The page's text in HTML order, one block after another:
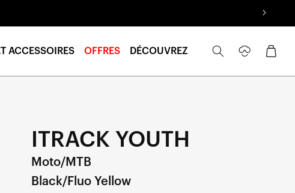
ACCESSOIRES OFFRES DÉCOUVREZ
connecter
Panier
ITRACK YOUTH
Moto/MTB
Black/Fluo Yellow